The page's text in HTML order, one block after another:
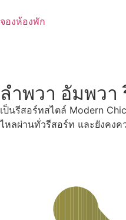
to
จองห้องพัก
ลำพวา อัมพวา
เป็นรีสอร์ทสไตล์ Modern
ไหลผ่านทั่วรีสอร์ท และยังคงค